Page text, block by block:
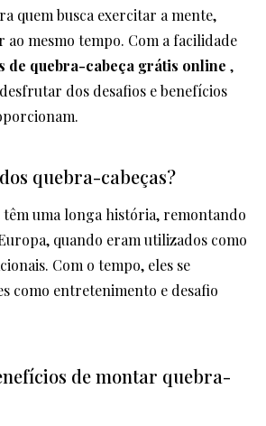
quem busca exercitar a mente,
mesmo tempo. Com a facilidade
de quebra-cabeça grátis online ,
dos desafios e benefícios
quebra-cabeças?
têm uma longa história, remontando
quando eram utilizados como
Com o tempo, eles se
como entretenimento e desafio
de montar quebra-